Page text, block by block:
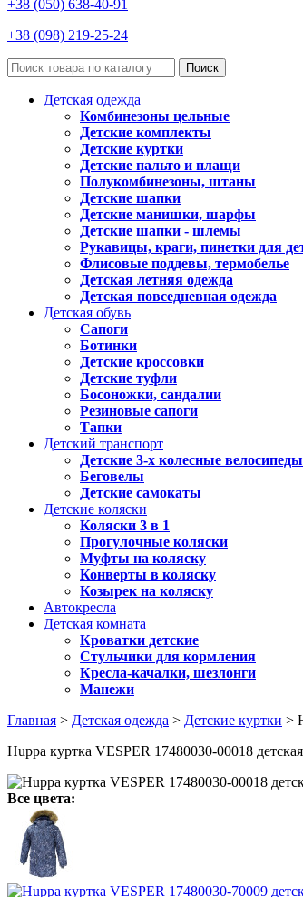
+38 (050) 638-40-91
+38 (098) 219-25-24
Поиск
Детская одежда
Комбинезоны цельные
Детские комплекты
Детские куртки
Детские пальто и плащи
Полукомбинезоны, штаны
Детские шапки
Детские манишки, шарфы
Детские шапки - шлемы
Рукавицы, краги, пинетки для
Флисовые поддевы, термобелье
Детская летняя одежда
Детская повседневная одежда
Детская обувь
Сапоги
Ботинки
Детские кроссовки
Детские туфли
Босоножки, сандалии
Резиновые сапоги
Тапки
Детский транспорт
Детские 3-х колесные велосипеды
Беговелы
Детские самокаты
Детские коляски
Коляски 3 в 1
Прогулочные коляски
Муфты на коляску
Конверты в коляску
Козырек на коляску
Автокресла
Детская комната
Кроватки детские
Стульчики для кормления
Кресла-качалки, шезлонги
Манежи
Главная > Детская одежда > Детские куртки >
Huppa куртка VESPER 17480030-00018
Все цвета: